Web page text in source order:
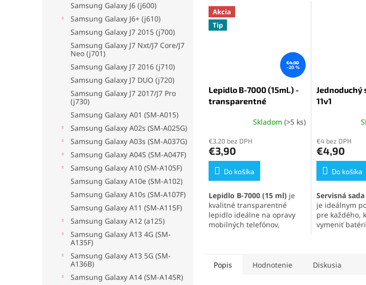
Samsung Galaxy J6 (j600)
Samsung Galaxy J6+ (j610)
Samsung Galaxy J7 2015 (j700)
Samsung Galaxy J7 Nxt/J7 Core/J7
Neo (j701)
Samsung Galaxy J7 2016 (j710)
Samsung Galaxy J7 DUO (j720)
Samsung Galaxy J7 2017/J7 Pro
(j730)
Samsung Galaxy A01 (SM-A015)
Samsung Galaxy A02s (SM-A025G)
Samsung Galaxy A03s (SM-A037G)
Samsung Galaxy A04S (SM-A047F)
Samsung Galaxy A10 (SM-A105F)
Samsung Galaxy A10e (SM-A102)
Samsung Galaxy A10s (SM-A107F)
Samsung Galaxy A11 (SM-A115F)
Samsung Galaxy A12 (a125)
Samsung Galaxy A13 4G (SM-
A135F)
Samsung Galaxy A13 5G (SM-
A136B)
Samsung Galaxy A14 (SM-A145R)
Akcia
Tip
€4,90
–20 %
Lepidlo B-7000 (15ml.) -
transparentné
produktu
je
5,0
5
hviezdičiek.
Skladom (>5 ks)
€3,20 bez DPH
€3,90
Do košíka
Lepidlo B-7000 (15 ml) je
kvalitné transparentné
lepidlo ideálne na opravy
mobilných telefónov,
odoláva otrasom, vode aj
oderu. Vďaka presnej
Jednoduchý
11v1
produktu
je
5,0
5
hviezdičiek.
€4 bez DPH
€4,90
Do košíka
Servisná
je ideálnym
pre každého,
vymeniť
otváracie
Popis Hodnotenie Diskusia